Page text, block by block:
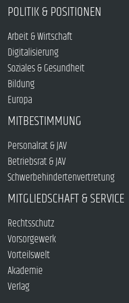
POLITIK & POSITIONEN
Arbeit & Wirtschaft
Digitalisierung
Soziales & Gesundheit
Bildung
Europa
MITBESTIMMUNG
Personalrat & JAV
Betriebsrat & JAV
Schwerbehindertenvertretung
MITGLIEDSCHAFT & SERVICE
Rechtsschutz
Vorsorgewerk
Vorteilswelt
Akademie
Verlag